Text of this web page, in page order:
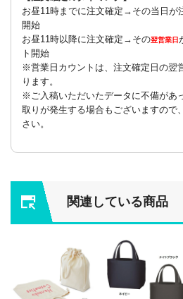
お昼11時までに注文確定→その当日が
開始
お昼11時以降に注文確定→その翌営業日
ト開始
※営業日カウントは、注文確定日の翌
ります。
※ご入稿いただいたデータに不備があ
取りが発生する場合もございますので
さい。
関連している商品